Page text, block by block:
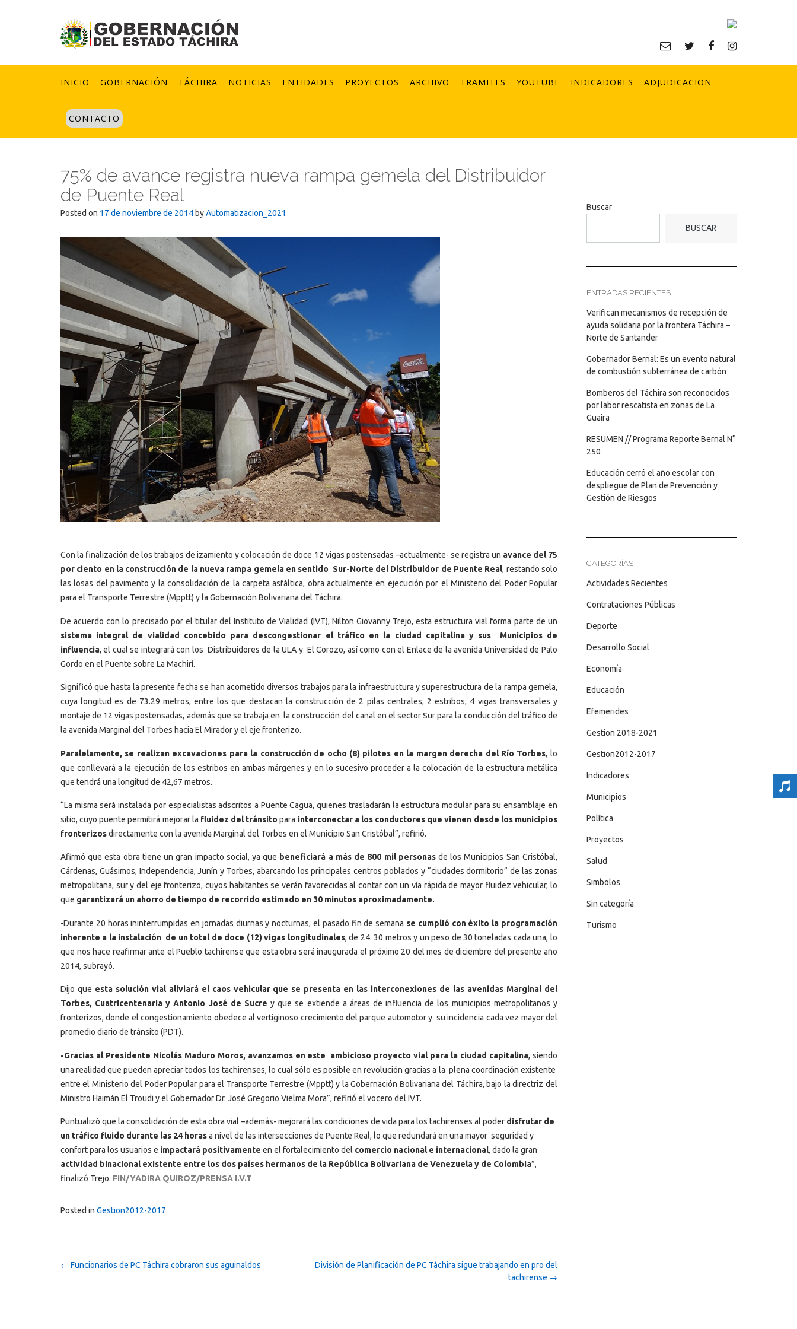
INICIO GOBERNACIÓN TÁCHIRA NOTICIAS ENTIDADES PROYECTOS ARCHIVO TRAMITES YOUTUBE INDICADORES ADJUDICACION
CONTACTO
75% de avance registra nueva rampa gemela del Distribuidor
de Puente Real
Posted on 17 de noviembre de 2014 byAutomatizacion_2021
Con la finalización de los trabajos de izamiento y colocación de doce 12 vigas postensadas –actualmente- se registra un avance del 75
por ciento en la construcción de la nueva rampa gemela en sentido Sur-Norte del Distribuidor de Puente Real, restando solo
las losas del pavimento y la consolidación de la carpeta asfáltica, obra actualmente en ejecución por el Ministerio del Poder Popular
para el Transporte Terrestre (Mpptt) y la Gobernación Bolivariana del Táchira.
De acuerdo con lo precisado por el titular del Instituto de Vialidad (IVT), Nilton Giovanny Trejo, esta estructura vial forma parte de un
sistema integral de vialidad concebido para descongestionar el tráfico en la ciudad capitalina y sus Municipios de
influencia, el cual se integrará con los Distribuidores de la ULA y El Corozo, así como con el Enlace de la avenida Universidad de Palo
Gordo en el Puente sobre La Machirí.
Significó que hasta la presente fecha se han acometido diversos trabajos para la infraestructura y superestructura de la rampa gemela,
cuya longitud es de 73.29 metros, entre los que destacan la construcción de 2 pilas centrales; 2 estribos; 4 vigas transversales y
montaje de 12 vigas postensadas, además que se trabaja en la construcción del canal en el sector Sur para la conducción del tráfico de
la avenida Marginal del Torbes hacia El Mirador y el eje fronterizo.
Paralelamente, se realizan excavaciones para la construcción de ocho (8) pilotes en la margen derecha del Río Torbes, lo
que conllevará a la ejecución de los estribos en ambas márgenes y en lo sucesivo proceder a la colocación de la estructura metálica
que tendrá una longitud de 42,67 metros.
“La misma será instalada por especialistas adscritos a Puente Cagua, quienes trasladarán la estructura modular para su ensamblaje en
sitio, cuyo puente permitirá mejorar la fluidez del tránsito para interconectar a los conductores que vienen desde los municipios
fronterizosdirectamente con la avenida Marginal del Torbes en el Municipio San Cristóbal”, refirió.
Afirmó que esta obra tiene un gran impacto social, ya que beneficiará a más de 800 mil personasde los Municipios San Cristóbal,
Cárdenas, Guásimos, Independencia, Junín y Torbes, abarcando los principales centros poblados y “ciudades dormitorio” de las zonas
metropolitana, sur y del eje fronterizo, cuyos habitantes se verán favorecidas al contar con un vía rápida de mayor fluidez vehicular, lo
que garantizará un ahorro de tiempo de recorrido estimado en 30 minutos aproximadamente.
-Durante 20 horas ininterrumpidas en jornadas diurnas y nocturnas, el pasado fin de semana se cumplió con éxito la programación
inherente a la instalación de un total de doce (12) vigas longitudinales, de 24. 30 metros y un peso de 30 toneladas cada una, lo
que nos hace reafirmar ante el Pueblo tachirense que esta obra será inaugurada el próximo 20 del mes de diciembre del presente año
2014, subrayó.
Dijo que esta solución vial aliviará el caos vehicular que se presenta en las interconexiones de las avenidas Marginal del
Torbes, Cuatricentenaria y Antonio José de Sucre y que se extiende a áreas de influencia de los municipios metropolitanos y
fronterizos, donde el congestionamiento obedece al vertiginoso crecimiento del parque automotor y su incidencia cada vez mayor del
promedio diario de tránsito (PDT).
-Gracias al Presidente Nicolás Maduro Moros, avanzamos en este ambicioso proyecto vial para la ciudad capitalina, siendo
una realidad que pueden apreciar todos los tachirenses, lo cual sólo es posible en revolución gracias a la plena coordinación existente
entre el Ministerio del Poder Popular para el Transporte Terrestre (Mpptt) y la Gobernación Bolivariana del Táchira, bajo la directriz del
Ministro Haimán El Troudi y el Gobernador Dr. José Gregorio Vielma Mora”, refirió el vocero del IVT.
Puntualizó que la consolidación de esta obra vial –además- mejorará las condiciones de vida para los tachirenses al poder disfrutar de
un tráfico fluido durante las 24 horasa nivel de las intersecciones de Puente Real, lo que redundará en una mayor seguridad y
confort para los usuarios e impactará positivamente en el fortalecimiento del comercio nacional e internacional, dado la gran
actividad binacional existente entre los dos países hermanos de la República Bolivariana de Venezuela y de Colombia”,
finalizó Trejo. FIN/YADIRA QUIROZ/PRENSA I.V.T
Posted in Gestion2012-2017
Post
División de Planificación de PC Táchira sigue trabajando en pro del
tachirense →
← Funcionarios de PC Táchira cobraron sus aguinaldos
Buscar
BUSCAR
ENTRADAS RECIENTES
Verifican mecanismos de recepción de
ayuda solidaria por la frontera Táchira –
Norte de Santander
Gobernador Bernal: Es un evento natural
de combustión subterránea de carbón
Bomberos del Táchira son reconocidos
por labor rescatista en zonas de La
Guaira
RESUMEN // Programa Reporte Bernal N°
250
Educación cerró el año escolar con
despliegue de Plan de Prevención y
Gestión de Riesgos
CATEGORÍAS
Actividades Recientes
Contrataciones Públicas
Deporte
Desarrollo Social
Economía
Educación
Efemerides
Gestion 2018-2021
Gestion2012-2017
Indicadores
Municipios
Política
Proyectos
Salud
Simbolos
Sin categoría
Turismo